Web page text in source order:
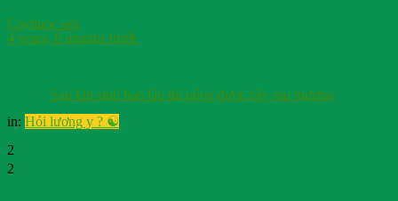
Cayhuoc org
4 years, 8 months trước
Sau khi sinh bao lâu thì uống được cây rau mương
in: Hỏi lương y ? ☯️
2
2